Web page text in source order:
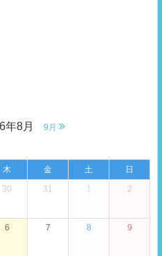
年8月 9月
木 金 土
日
30 31 1 2
6 7 8 9